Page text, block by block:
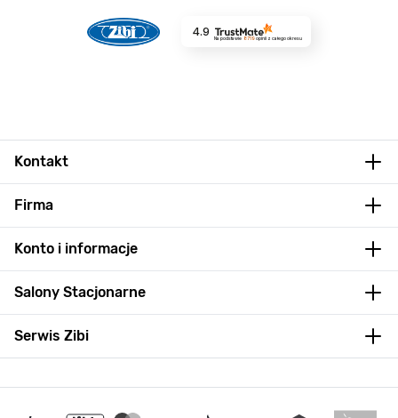
4.9
Na podstawie 8719opinii z całego okresu
Kontakt
Firma
Konto i informacje
Salony Stacjonarne
Serwis Zibi